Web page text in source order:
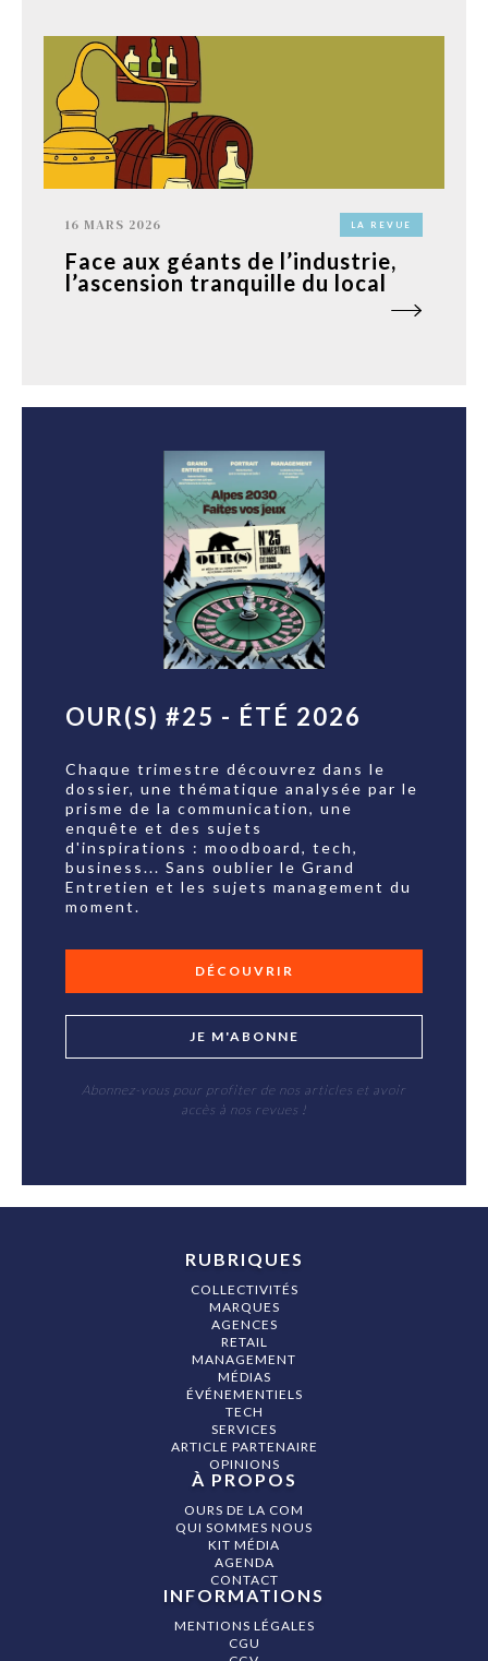
16 MARS 2026 LA REVUE
Face aux géants de l’industrie,
l’ascension tranquille du local
OUR(S) #25 - ÉTÉ 2026
Chaque trimestre découvrez dans le
dossier, une thématique analysée par le
prisme de la communication, une
enquête et des sujets
d'inspirations : moodboard, tech,
business... Sans oublier le Grand
Entretien et les sujets management du
moment.
DÉCOUVRIR
JE M'ABONNE
Abonnez-vous pour profiter de nos articles et avoir
accès à nos revues !
RUBRIQUES
COLLECTIVITÉS
MARQUES
AGENCES
RETAIL
MANAGEMENT
MÉDIAS
ÉVÉNEMENTIELS
TECH
SERVICES
ARTICLE PARTENAIRE
OPINIONS
À PROPOS
OURS DE LA COM
QUI SOMMES NOUS
KIT MÉDIA
AGENDA
CONTACT
INFORMATIONS
MENTIONS LÉGALES
CGU